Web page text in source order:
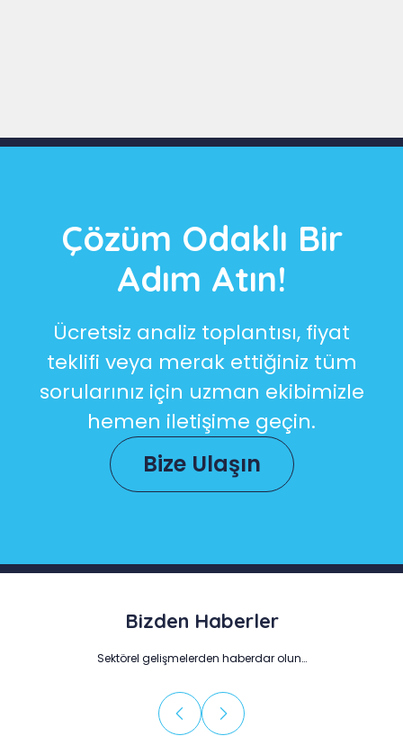
Çözüm Odaklı Bir
Adım Atın!
Ücretsiz analiz toplantısı, fiyat
teklifi veya merak ettiğiniz tüm
sorularınız için uzman ekibimizle
hemen iletişime geçin.
Bize Ulaşın
Bizden Haberler
Sektörel gelişmelerden haberdar olun…